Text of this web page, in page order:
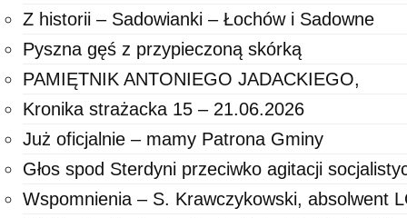
Z historii – Sadowianki – Łochów i Sadowne
Pyszna gęś z przypieczoną skórką
PAMIĘTNIK ANTONIEGO JADACKIEGO,
Kronika strażacka 15 – 21.06.2026
Już oficjalnie – mamy Patrona Gminy
Głos spod Sterdyni przeciwko agitacji
Wspomnienia – S. Krawczykowski, absolwent